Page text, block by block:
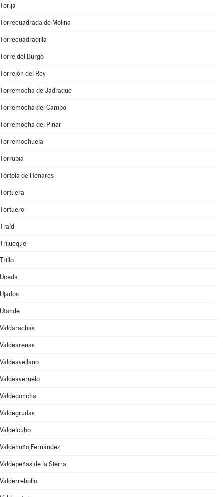
Torija
Torrecuadrada de Molina
Torrecuadradilla
Torre del Burgo
Torrejón del Rey
Torremocha de Jadraque
Torremocha del Campo
Torremocha del Pinar
Torremochuela
Torrubia
Tórtola de Henares
Tortuera
Tortuero
Traíd
Trijueque
Trillo
Uceda
Ujados
Utande
Valdarachas
Valdearenas
Valdeavellano
Valdeaveruelo
Valdeconcha
Valdegrudas
Valdelcubo
Valdenuño Fernández
Valdepeñas de la Sierra
Valderrebollo